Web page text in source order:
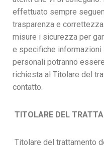
effettuato sempre
trasparenza e
misure i sicurezza per
e specifiche informazioni
personali potranno
richiesta al Titolare del
contatto.
TITOLARE DEL
Titolare del trattamento